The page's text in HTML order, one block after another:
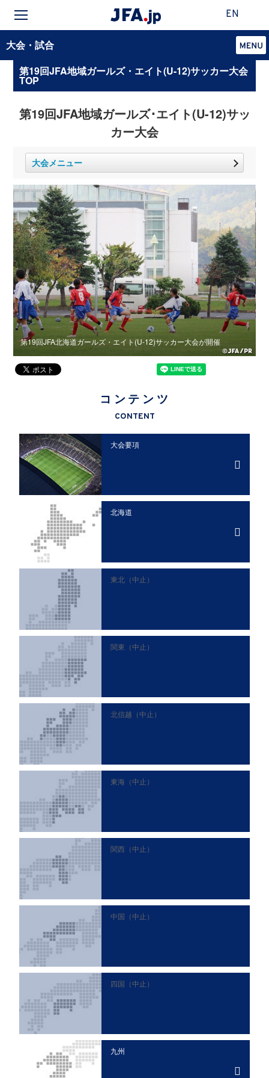
EN
大会・試合
第19回JFA地域ガールズ・エイト(U-12)サッカー大会
TOP
第19回JFA地域ガールズ･エイト(U-12)サッ
カー大会
大会メニュー
第19回JFA北海道ガールズ・エイト(U-12)サッカー大会が開催
コンテンツ
CONTENT
大会要項
北海道
東北（中止）
関東（中止）
北信越（中止）
東海（中止）
関西（中止）
中国（中止）
四国（中止）
九州